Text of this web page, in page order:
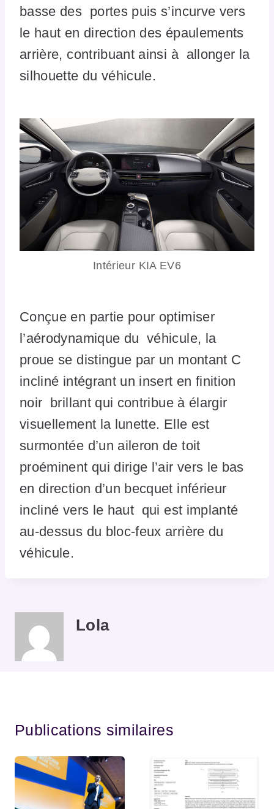
basse des portes puis s’incurve vers
le haut en direction des épaulements
arrière, contribuant ainsi à allonger la
silhouette du véhicule.
Intérieur KIA EV6
Conçue en partie pour optimiser
l’aérodynamique du véhicule, la
proue se distingue par un montant C
incliné intégrant un insert en finition
noir brillant qui contribue à élargir
visuellement la lunette. Elle est
surmontée d’un aileron de toit
proéminent qui dirige l’air vers le bas
en direction d’un becquet inférieur
incliné vers le haut qui est implanté
au-dessus du bloc-feux arrière du
véhicule.
Lola
Publications similaires